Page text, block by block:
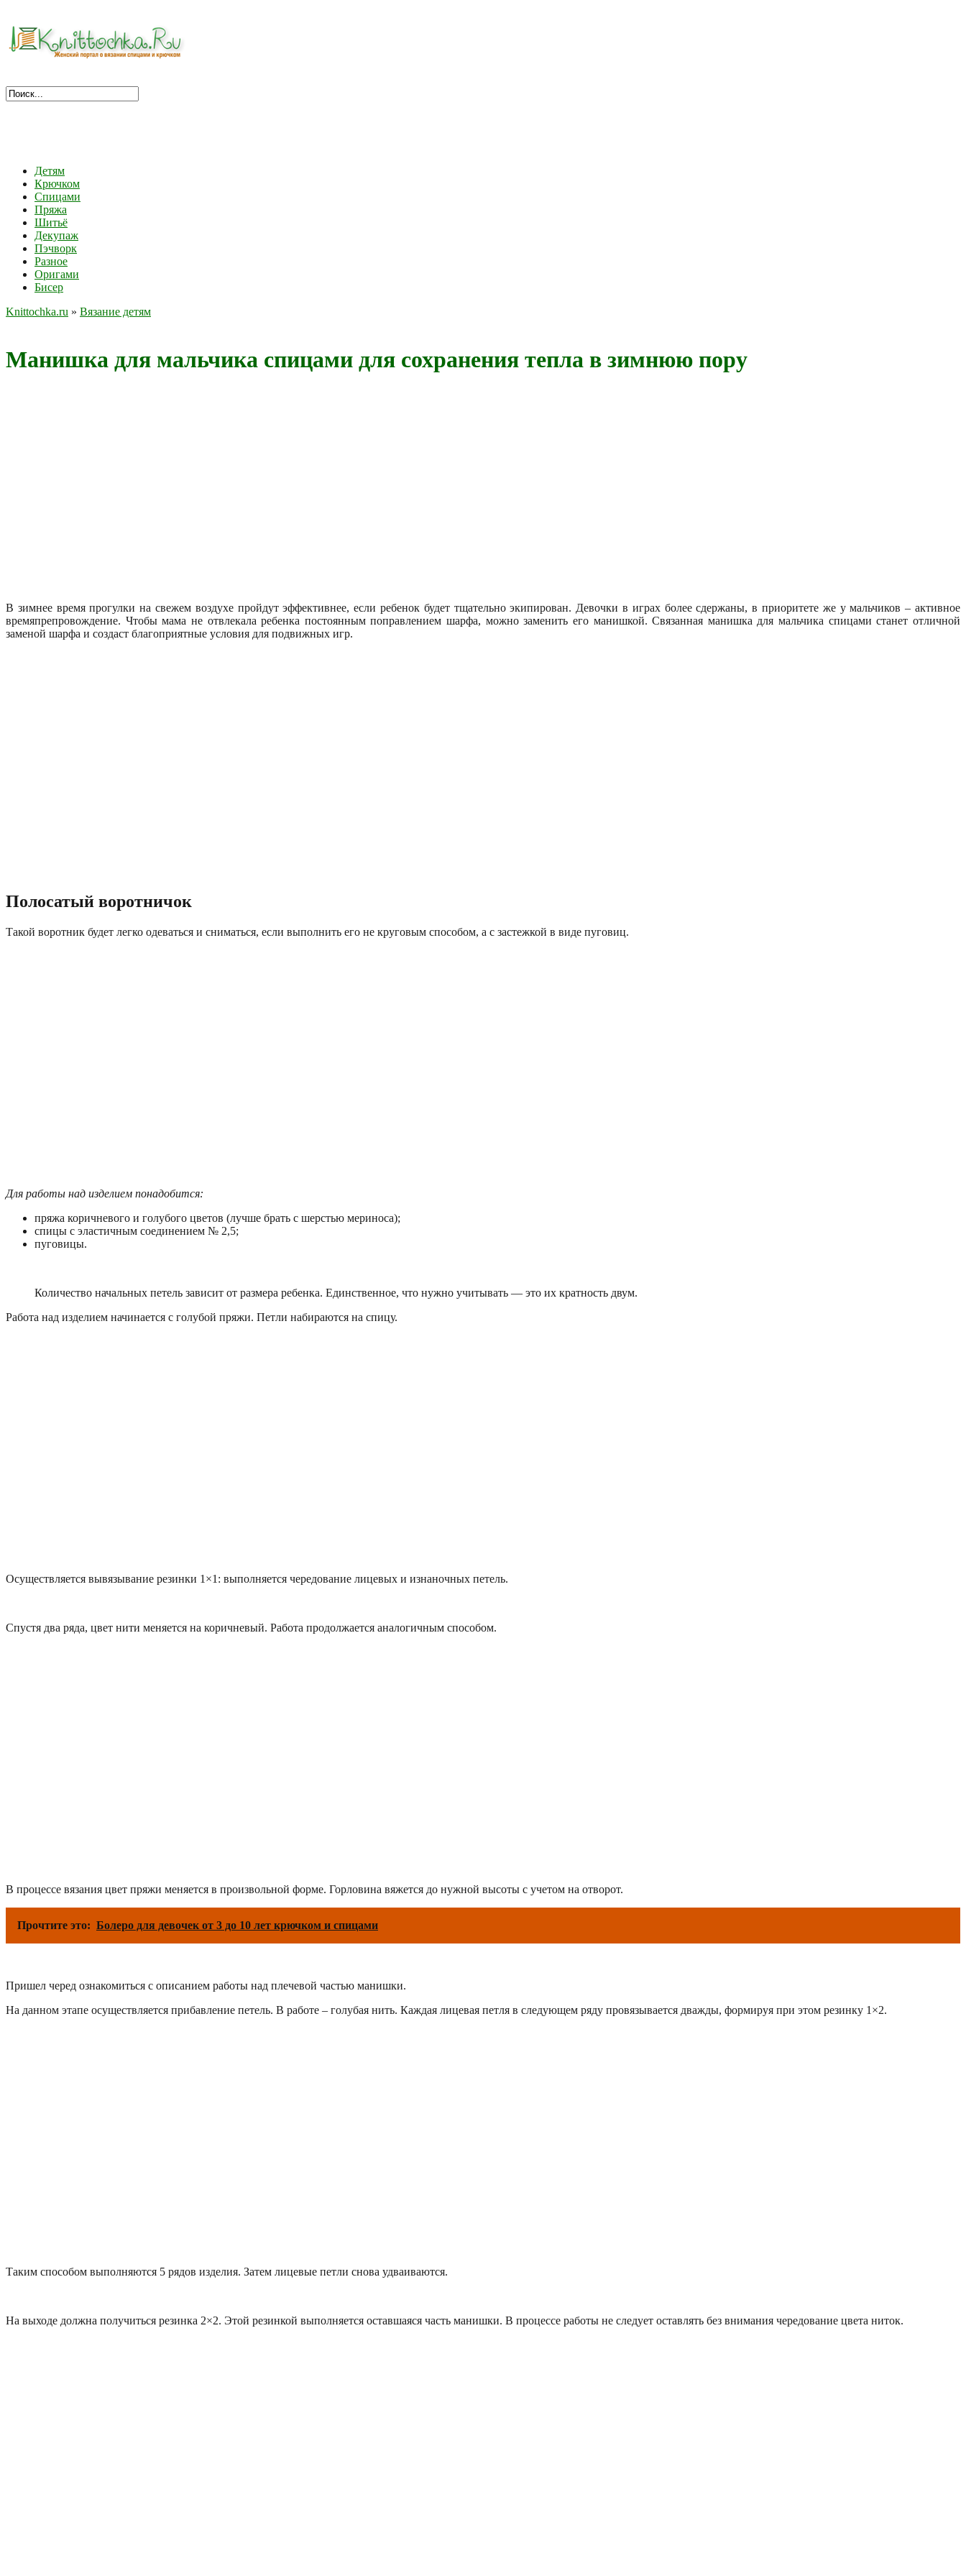
Детям
Крючком
Спицами
Пряжа
Шитьё
Декупаж
Пэчворк
Разное
Оригами
Бисер
Knittochka.ru » Вязание детям
Манишка для мальчика спицами для сохранения тепла в зимнюю пору
В зимнее время прогулки на свежем воздухе пройдут эффективнее, если ребенок будет тщательно экипирован. Девочки в играх более сдержаны, в приоритете же у мальчиков – активное
времяпрепровождение. Чтобы мама не отвлекала ребенка постоянным поправлением шарфа, можно заменить его манишкой. Связанная манишка для мальчика спицами станет отличной
заменой шарфа и создаст благоприятные условия для подвижных игр.
Полосатый воротничок
Такой воротник будет легко одеваться и сниматься, если выполнить его не круговым способом, а с застежкой в виде пуговиц.
Для работы над изделием понадобится:
пряжа коричневого и голубого цветов (лучше брать с шерстью мериноса);
спицы с эластичным соединением № 2,5;
пуговицы.
Количество начальных петель зависит от размера ребенка. Единственное, что нужно учитывать — это их кратность двум.
Работа над изделием начинается с голубой пряжи. Петли набираются на спицу.
Осуществляется вывязывание резинки 1×1: выполняется чередование лицевых и изнаночных петель.
Спустя два ряда, цвет нити меняется на коричневый. Работа продолжается аналогичным способом.
В процессе вязания цвет пряжи меняется в произвольной форме. Горловина вяжется до нужной высоты с учетом на отворот.
Прочтите это: Болеро для девочек от 3 до 10 лет крючком и спицами
Пришел черед ознакомиться с описанием работы над плечевой частью манишки.
На данном этапе осуществляется прибавление петель. В работе – голубая нить. Каждая лицевая петля в следующем ряду провязывается дважды, формируя при этом резинку 1×2.
Таким способом выполняются 5 рядов изделия. Затем лицевые петли снова удваиваются.
На выходе должна получиться резинка 2×2. Этой резинкой выполняется оставшаяся часть манишки. В процессе работы не следует оставлять без внимания чередование цвета ниток.